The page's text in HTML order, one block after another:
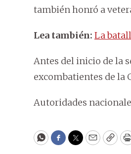
también honró a
Lea también: La
Antes del inicio de la
excombatientes de la
Autoridades
WhatsApp
Facebook
Twitter
Email